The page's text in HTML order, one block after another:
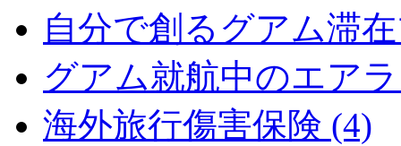
自分で創るグアム滞
グアム就航中のエア
海外旅行傷害保険 (4)